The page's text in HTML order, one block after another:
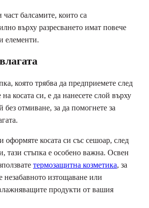
балсамите, които са
върху разресването имат повече
елементи.
която трябва да предприемете след
косата си, е да нанесете слой върху
отмиване, за да помогнете за
оформяте косата си със сешоар, след
тази стъпка е особено важна. Освен
термозащитна козметика, за
незабавното изтощаване или
продукти от вашия